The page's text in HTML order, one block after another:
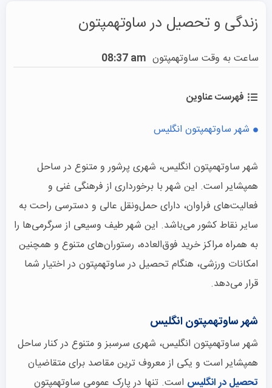
زندگی و تحصیل در ساوتهمپتون
ساعت به وقت ساوتهمپتون 08:37 am
فهرست عناوین
شهر ساوتهمپتون انگلیس
شهر ساوتهمپتون انگلیس، شهری پرشور و متنوع در ساحل
همپشایر است. این شهر با برخورداری از فرهنگی غنی و
فعالیت‌های فراوان، دارای حمل‌ونقل عالی و دسترسی راحت به
سایر نقاط کشور می‌باشد. این شهر طیف وسیعی از سرگرمی‌ها را
به همراه مراکز خرید فوق‌العاده، رستوران‌های متنوع و همچنین
امکانات ورزشی، هنگام تحصیل در ساوتهمپتون در اختیار شما
قرار می‌دهد.
شهر ساوتهمپتون انگلیس
شهر ساوتهمپتون انگلیس، شهری سرسبز و متنوع در کنار ساحل
همپشایر است و یکی از معروف ترین مقاصد برای متقاضیان
تحصیل در انگلیس است. تنها در پارک عمومی ساوتهمپتون